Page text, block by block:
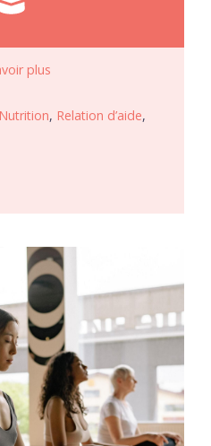
plus
Nutrition, Relation d’aide,